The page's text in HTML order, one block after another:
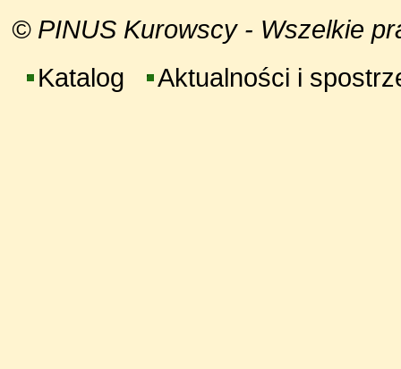
© PINUS Kurowscy - Wszelkie
Katalog
Aktualności i